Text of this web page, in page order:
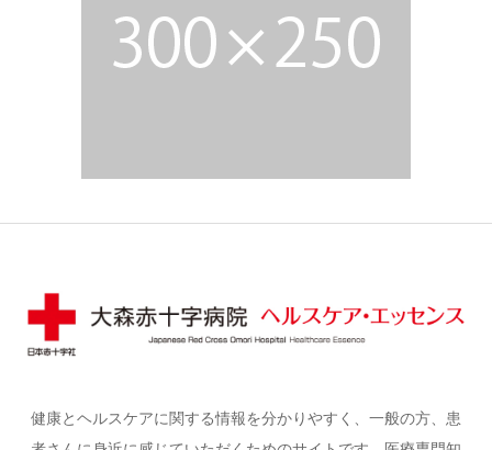
健康とヘルスケアに関する情報を分かりやすく、一般の方、患